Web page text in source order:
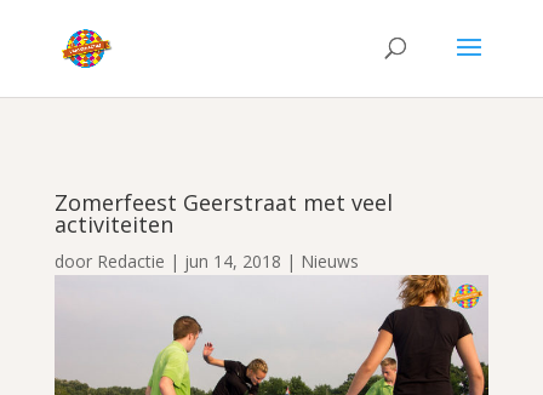
Zomerfeest Geerstraat met veel
activiteiten
door Redactie | jun 14, 2018 | Nieuws